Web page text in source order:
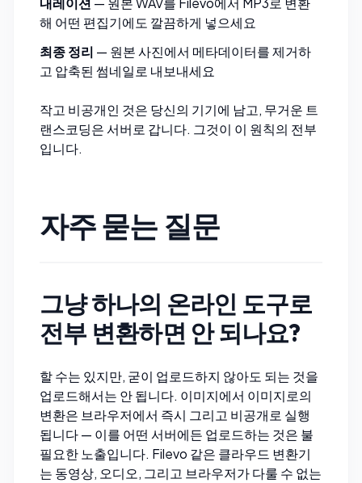
해 어떤 편집기에도 깔끔하게 넣으세요
최종 정리 — 원본 사진에서 메타데이터를 제거하
고 압축된 썸네일로 내보내세요
작고 비공개인 것은 당신의 기기에 남고, 무거운 트
랜스코딩은 서버로 갑니다. 그것이 이 원칙의 전부
입니다.
자주 묻는 질문
그냥 하나의 온라인 도구로
전부 변환하면 안 되나요?
할 수는 있지만, 굳이 업로드하지 않아도 되는 것을
업로드해서는 안 됩니다. 이미지에서 이미지로의
변환은 브라우저에서 즉시 그리고 비공개로 실행
됩니다 — 이를 어떤 서버에든 업로드하는 것은 불
필요한 노출입니다. Filevo 같은 클라우드 변환기
는 동영상, 오디오, 그리고 브라우저가 다룰 수 없는